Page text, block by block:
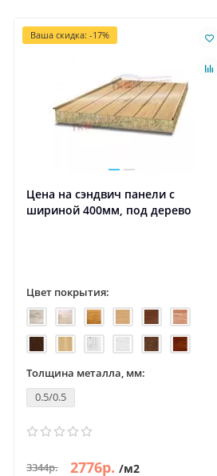
Ваша скидка: -17%
Цена на сэндвич панели с
шириной 400мм, под дерево
Цвет покрытия:
Толщина металла, мм:
0.5/0.5
3344р. 2776р. /м2